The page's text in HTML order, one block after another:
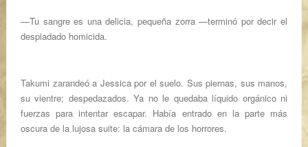
—Tu sangre es una delicia, pequeña zorra —terminó por decir el
despiadado homicida.
Takumi zarandeó a Jessica por el suelo. Sus piernas, sus manos,
su vientre; despedazados. Ya no le quedaba líquido orgánico ni
fuerzas para intentar escapar. Había entrado en la parte más
oscura de la lujosa suite: la cámara de los horrores.